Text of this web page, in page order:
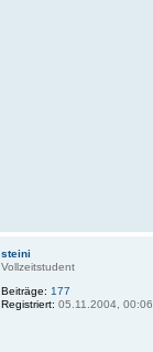
steini
Vollzeitstudent
Beiträge: 177
Registriert: 05.11.2004, 00:06